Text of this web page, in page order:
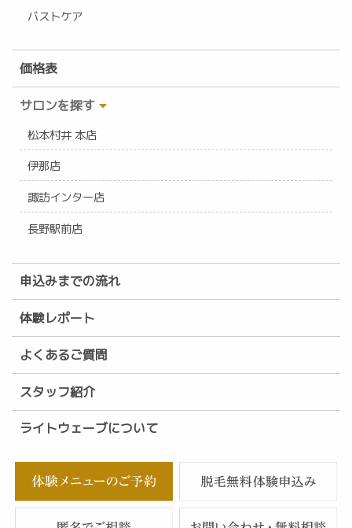
バストケア
価格表
サロンを探す
松本村井 本店
伊那店
諏訪インター店
長野駅前店
申込みまでの流れ
体験レポート
よくあるご質問
スタッフ紹介
ライトウェーブについて